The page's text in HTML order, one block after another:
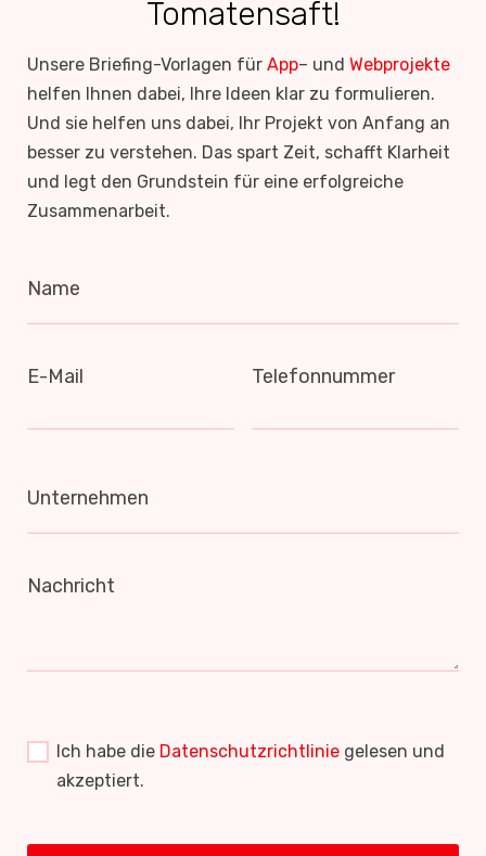
Tomatensaft!
Unsere Briefing-Vorlagen für App– und Webprojekte
helfen Ihnen dabei, Ihre Ideen klar zu formulieren.
Und sie helfen uns dabei, Ihr Projekt von Anfang an
besser zu verstehen. Das spart Zeit, schafft Klarheit
und legt den Grundstein für eine erfolgreiche
Zusammenarbeit.
Name
E-Mail Telefonnummer
Unternehmen
Nachricht
Ich habe die Datenschutzrichtlinie gelesen und
akzeptiert.